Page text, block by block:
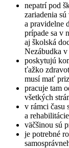
nepatrí pod
zariadenia
a pravidelne
prípade sa v
aj školská
Nezábudka v
poskytujú
ťažko
musí mať
pracuje tam
všetkých
v rámci času
a
väčšinou sú
je potrebné